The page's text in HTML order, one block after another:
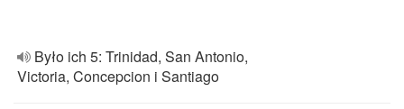
Było ich 5: Trinidad, San Antonio,
Victoria, Concepcion i Santiago